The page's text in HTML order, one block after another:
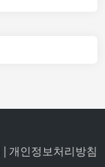
| 개인정보처리방침